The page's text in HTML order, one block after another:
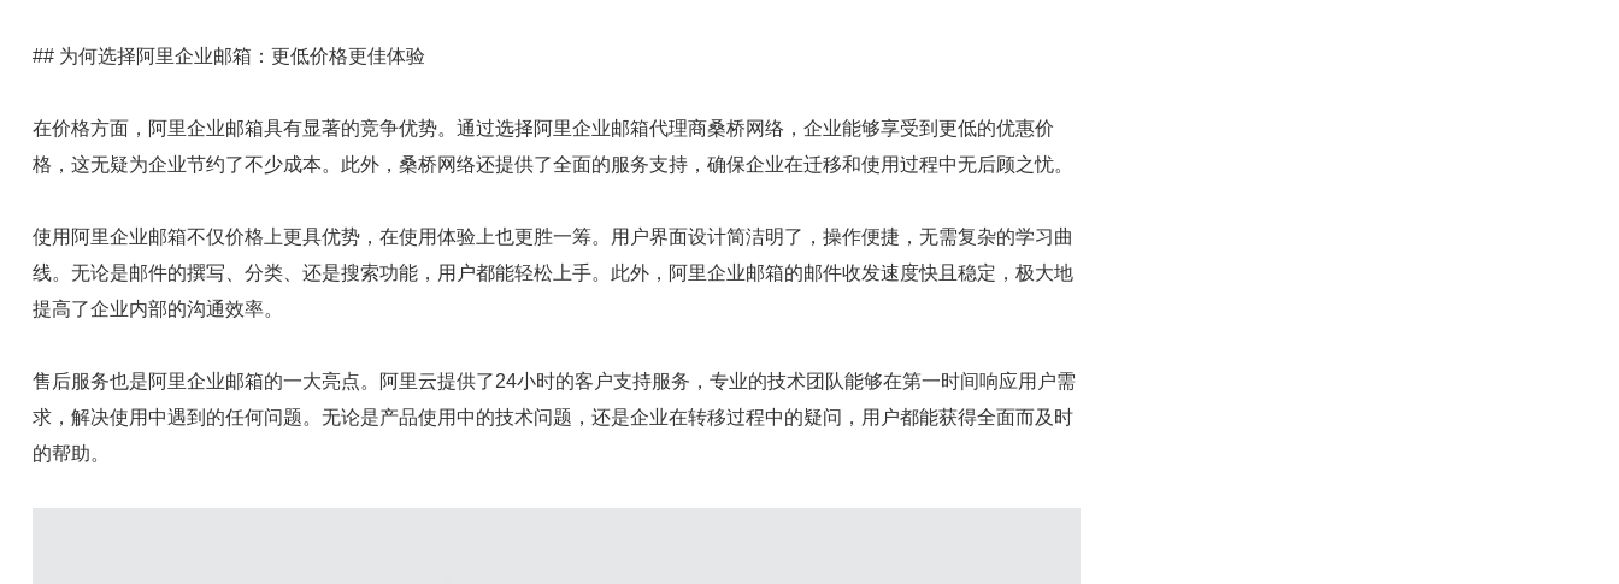
## 为何选择阿里企业邮箱：更低价格更佳体验
在价格方面，阿里企业邮箱具有显著的竞争优势。通过选择阿里企业邮箱代理商桑桥网络，企业能够享受到更低的优惠价
格，这无疑为企业节约了不少成本。此外，桑桥网络还提供了全面的服务支持，确保企业在迁移和使用过程中无后顾之忧。
使用阿里企业邮箱不仅价格上更具优势，在使用体验上也更胜一筹。用户界面设计简洁明了，操作便捷，无需复杂的学习曲
线。无论是邮件的撰写、分类、还是搜索功能，用户都能轻松上手。此外，阿里企业邮箱的邮件收发速度快且稳定，极大地
提高了企业内部的沟通效率。
售后服务也是阿里企业邮箱的一大亮点。阿里云提供了24小时的客户支持服务，专业的技术团队能够在第一时间响应用户需
求，解决使用中遇到的任何问题。无论是产品使用中的技术问题，还是企业在转移过程中的疑问，用户都能获得全面而及时
的帮助。